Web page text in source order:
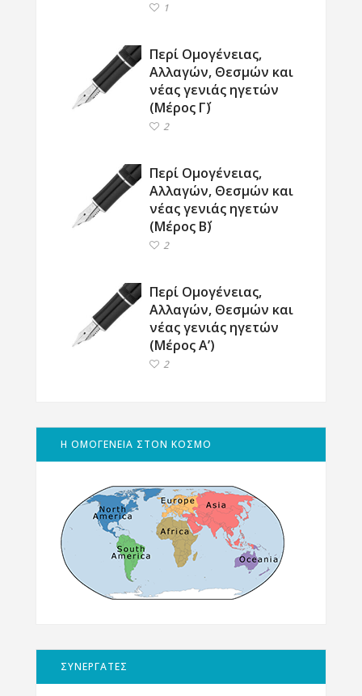
1
Περί Ομογένειας,
Αλλαγών, Θεσμών και
νέας γενιάς ηγετών
(Μέρος Γ΄)
2
Περί Ομογένειας,
Αλλαγών, Θεσμών και
νέας γενιάς ηγετών
(Μέρος Β΄)
2
Περί Ομογένειας,
Αλλαγών, Θεσμών και
νέας γενιάς ηγετών
(Μέρος Α’)
2
Η ΟΜΟΓΕΝΕΙΑ ΣΤΟΝ ΚΟΣΜΟ
ΣΥΝΕΡΓΑΤΕΣ